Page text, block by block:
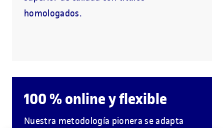
homologados.
100 % online y flexible
Nuestra metodología pionera se adapta